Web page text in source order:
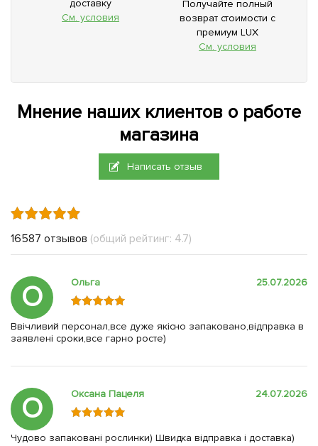
доставку
См. условия
Получайте полный
возврат стоимости с
премиум LUX
См. условия
Мнение наших клиентов о работе
магазина
Написать отзыв
16587 отзывов (общий рейтинг: 4.7)
О Ольга 25.07.2026
Ввічливий персонал,все дуже якісно запаковано,відправка в
заявлені сроки,все гарно росте)
О Оксана Пацеля 24.07.2026
Чудово запаковані рослинки) Швидка відправка і доставка)